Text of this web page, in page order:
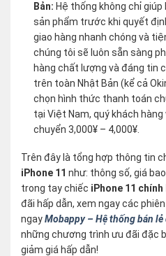
Bản: Hệ thống không chỉ
sản phẩm trước khi quyết
giao hàng nhanh chóng và
chúng tôi sẽ luôn sẵn sàng
hàng chất lượng và đáng tin
trên toàn Nhật Bản (kể cả
chọn hình thức thanh toán
tại Việt Nam, quý khách
chuyển 3,000¥ – 4,000¥.
Trên đây là tổng hợp thông tin
iPhone 11 như: thông số, giá
trong tay chiếc iPhone 11 chính
đãi hấp dẫn, xem ngay các
ngayMobappy – Hệ thống bán
những chương trình ưu đãi đặc
giảm giá hấp dẫn!